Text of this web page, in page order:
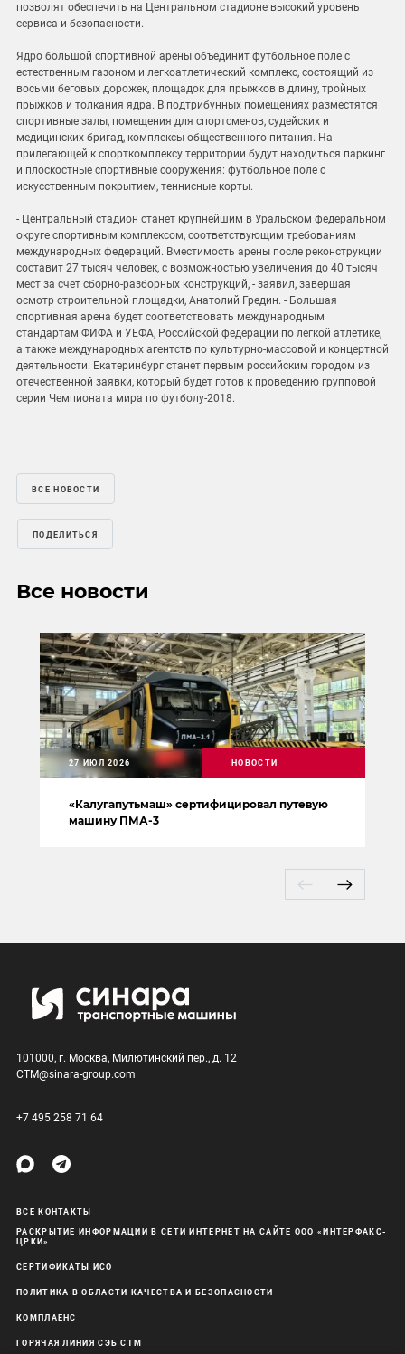
позволят обеспечить на Центральном стадионе высокий уровень
сервиса и безопасности.
Ядро большой спортивной арены объединит футбольное поле с
естественным газоном и легкоатлетический комплекс, состоящий из
восьми беговых дорожек, площадок для прыжков в длину, тройных
прыжков и толкания ядра. В подтрибунных помещениях разместятся
спортивные залы, помещения для спортсменов, судейских и
медицинских бригад, комплексы общественного питания. На
прилегающей к спорткомплексу территории будут находиться паркинг
и плоскостные спортивные сооружения: футбольное поле с
искусственным покрытием, теннисные корты.
- Центральный стадион станет крупнейшим в Уральском федеральном
округе спортивным комплексом, соответствующим требованиям
международных федераций. Вместимость арены после реконструкции
составит 27 тысяч человек, с возможностью увеличения до 40 тысяч
мест за счет сборно-разборных конструкций, - заявил, завершая
осмотр строительной площадки, Анатолий Гредин. - Большая
спортивная арена будет соответствовать международным
стандартам ФИФА и УЕФА, Российской федерации по легкой атлетике,
а также международных агентств по культурно-массовой и концертной
деятельности. Екатеринбург станет первым российским городом из
отечественной заявки, который будет готов к проведению групповой
серии Чемпионата мира по футболу-2018.
ВСЕ НОВОСТИ
ПОДЕЛИТЬСЯ
Все новости
«Калугапутьмаш» сертифицировал путевую
машину ПМА-3
27 ИЮЛ 2026 НОВОСТИ
101000, г. Москва, Милютинский пер., д. 12
CTM@sinara-group.com
+7 495 258 71 64
ВСЕ КОНТАКТЫ
РАСКРЫТИЕ ИНФОРМАЦИИ В СЕТИ ИНТЕРНЕТ НА САЙТЕ ООО «ИНТЕРФАКС-
ЦРКИ»
СЕРТИФИКАТЫ ИСО
ПОЛИТИКА В ОБЛАСТИ КАЧЕСТВА И БЕЗОПАСНОСТИ
КОМПЛАЕНС
ГОРЯЧАЯ ЛИНИЯ СЭБ СТМ